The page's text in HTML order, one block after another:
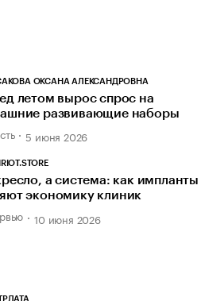
ОКСАНА АЛЕКСАНДРОВНА
летом вырос спрос на
развивающие наборы
5 июня 2026
а система: как импланты
экономику клиник
10 июня 2026